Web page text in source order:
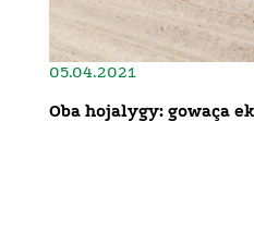
05.04.2021
Oba hojalygy: gowaça